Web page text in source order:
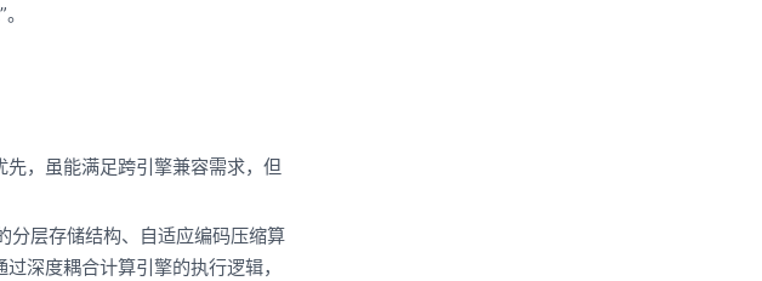
，虽能满足跨引擎兼容需求，但
层存储结构、自适应编码压缩算
深度耦合计算引擎的执行逻辑，